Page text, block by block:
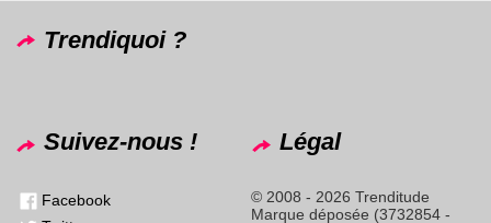
Trendiquoi ?
Suivez-nous !
Facebook
Légal
© 2008 - 2026 Trenditude
Marque déposée (3732854 -